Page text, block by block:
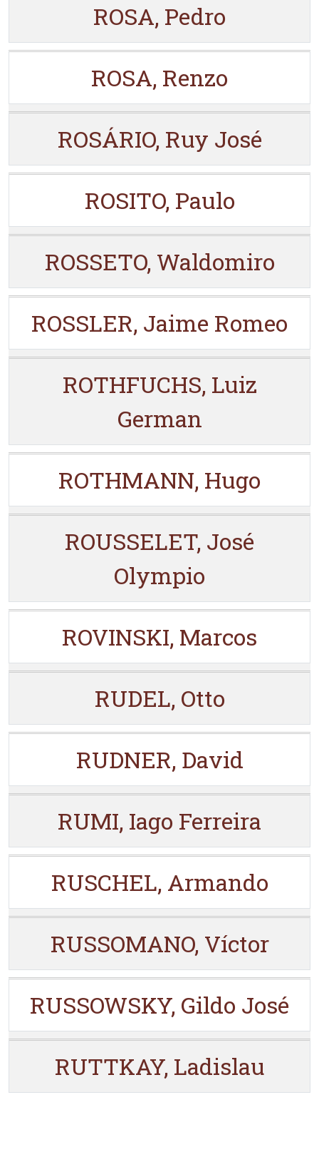
ROSA, Pedro
ROSA, Renzo
ROSÁRIO, Ruy José
ROSITO, Paulo
ROSSETO, Waldomiro
ROSSLER, Jaime Romeo
ROTHFUCHS, Luiz
German
ROTHMANN, Hugo
ROUSSELET, José
Olympio
ROVINSKI, Marcos
RUDEL, Otto
RUDNER, David
RUMI, Iago Ferreira
RUSCHEL, Armando
RUSSOMANO, Víctor
RUSSOWSKY, Gildo José
RUTTKAY, Ladislau